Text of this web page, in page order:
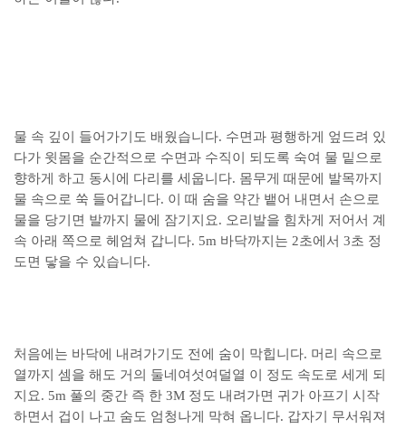
물 속 깊이 들어가기도 배웠습니다. 수면과 평행하게 엎드려 있
다가 윗몸을 순간적으로 수면과 수직이 되도록 숙여 물 밑으로
향하게 하고 동시에 다리를 세웁니다. 몸무게 때문에 발목까지
물 속으로 쑥 들어갑니다. 이 때 숨을 약간 뱉어 내면서 손으로
물을 당기면 발까지 물에 잠기지요. 오리발을 힘차게 저어서 계
속 아래 쪽으로 헤엄쳐 갑니다. 5m 바닥까지는 2초에서 3초 정
도면 닿을 수 있습니다.
처음에는 바닥에 내려가기도 전에 숨이 막힙니다. 머리 속으로
열까지 셈을 해도 거의 둘네여섯여덜열 이 정도 속도로 세게 되
지요. 5m 풀의 중간 즉 한 3M 정도 내려가면 귀가 아프기 시작
하면서 겁이 나고 숨도 엄청나게 막혀 옵니다. 갑자기 무서워져